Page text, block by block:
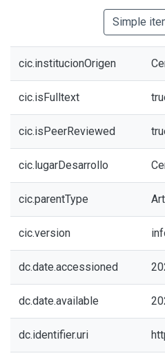
Simple
cic.institucionOrigen
cic.isFulltext
cic.isPeerReviewed
cic.lugarDesarrollo
cic.parentType
cic.version
dc.date.accessioned
dc.date.available
dc.identifier.uri